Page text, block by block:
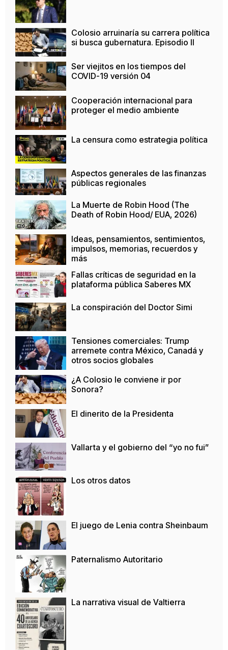
Colosio arruinaría su carrera política
si busca gubernatura. Episodio II
Ser viejitos en los tiempos del
COVID-19 versión 04
Cooperación internacional para
proteger el medio ambiente
La censura como estrategia política
Aspectos generales de las finanzas
públicas regionales
La Muerte de Robin Hood (The
Death of Robin Hood/ EUA, 2026)
Ideas, pensamientos, sentimientos,
impulsos, memorias, recuerdos y
más
Fallas críticas de seguridad en la
plataforma pública Saberes MX
La conspiración del Doctor Simi
Tensiones comerciales: Trump
arremete contra México, Canadá y
otros socios globales
¿A Colosio le conviene ir por
Sonora?
El dinerito de la Presidenta
Vallarta y el gobierno del “yo no fui”
Los otros datos
El juego de Lenia contra Sheinbaum
Paternalismo Autoritario
La narrativa visual de Valtierra